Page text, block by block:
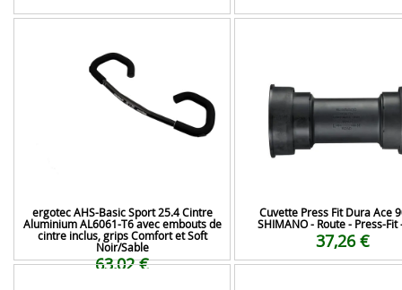
ergotec AHS-Basic Sport 25.4 Cintre
Aluminium AL6061-T6 avec embouts de
cintre inclus, grips Comfort et Soft
Noir/Sable
63,02 €
Cuvette Press Fit Dura Ace
SHIMANO - Route - Press-Fit
37,26 €